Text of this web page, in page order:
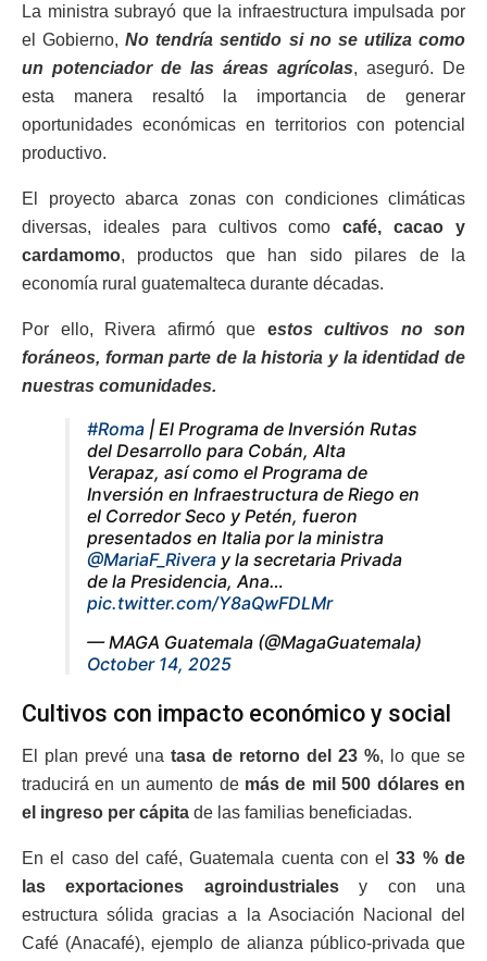
La ministra subrayó que la infraestructura impulsada por
el Gobierno,No tendría sentido si no se utiliza como
un potenciador de las áreas agrícolas, aseguró. De
esta manera resaltó la importancia de generar
oportunidades económicas en territorios con potencial
productivo.
El proyecto abarca zonas con condiciones climáticas
diversas, ideales para cultivos comocafé, cacao y
cardamomo, productos que han sido pilares de la
economía rural guatemalteca durante décadas.
Por ello, Rivera afirmó que estos cultivos no son
foráneos, forman parte de la historia y la identidad de
nuestras comunidades.
#Roma | El Programa de Inversión Rutas
del Desarrollo para Cobán, Alta
Verapaz, así como el Programa de
Inversión en Infraestructura de Riego en
el Corredor Seco y Petén, fueron
presentados en Italia por la ministra
@MariaF_Rivera y la secretaria Privada
de la Presidencia, Ana…
pic.twitter.com/Y8aQwFDLMr
— MAGA Guatemala (@MagaGuatemala)
October 14, 2025
Cultivos con impacto económico y social
El plan prevé una tasa de retorno del 23 %, lo que se
traducirá en un aumento de más de mil 500 dólares en
el ingreso per cápita de las familias beneficiadas.
En el caso del café, Guatemala cuenta con el33 % de
las exportaciones agroindustrialesy con una
estructura sólida gracias a la Asociación Nacional del
Café (Anacafé), ejemplo de alianza público-privada que